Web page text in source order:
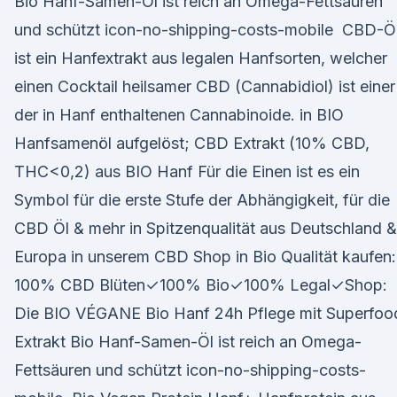
und schützt icon-no-shipping-costs-mobile CBD-
ist ein Hanfextrakt aus legalen Hanfsorten, welcher
einen Cocktail heilsamer CBD (Cannabidiol) ist einer
der in Hanf enthaltenen Cannabinoide. in BIO
Hanfsamenöl aufgelöst; CBD Extrakt (10% CBD,
THC<0,2) aus BIO Hanf Für die Einen ist es ein
Symbol für die erste Stufe der Abhängigkeit, für die
CBD Öl & mehr in Spitzenqualität aus Deutschland &
Europa in unserem CBD Shop in Bio Qualität kaufen:
100% CBD Blüten✓100% Bio✓100% Legal✓Shop:
Die BIO VÉGANE Bio Hanf 24h Pflege mit
Extrakt Bio Hanf-Samen-Öl ist reich an Omega-
Fettsäuren und schützt icon-no-shipping-costs-